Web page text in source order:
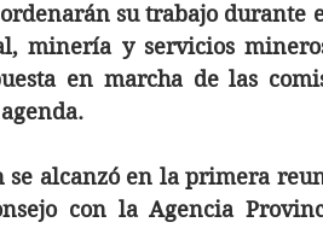
su trabajo durante
minería y servicios
en marcha de las
se alcanzó en la primera
con la Agencia